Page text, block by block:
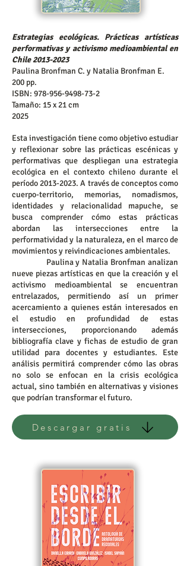
Estrategias ecológicas. Prácticas artísticas
performativas y activismo medioambiental en
Chile2013-2023
Paulina Bronfman C. y Natalia Bronfman E.
200 pp.
ISBN: 978-956-9498-73-2
Tamaño: 15 x 21 cm
2025
Esta investigación tiene como objetivo estudiar
y reflexionar sobre las prácticas escénicas y
performativas que despliegan una estrategia
ecológica en el contexto chileno durante el
período2013-2023. A través de conceptos como
cuerpo-territorio, memorias, nomadismos,
identidades y relacionalidad mapuche, se
busca comprender cómo estas prácticas
abordan las intersecciones entre la
performatividad y la naturaleza, en el marco de
movimientos y reivindicaciones ambientales.
Paulina y Natalia Bronfman analizan
nueve piezas artísticas en que la creación y el
activismo medioambiental se encuentran
entrelazados, permitiendo así un primer
acercamiento a quienes están interesados en
el estudio en profundidad de estas
intersecciones, proporcionando además
bibliografía clave y fichas de estudio de gran
utilidad para docentes y estudiantes. Este
análisis permitirá comprender cómo las obras
no solo se enfocan en la crisis ecológica
actual, sino también en alternativas y visiones
que podrían transformar el futuro.
Descargar gratis